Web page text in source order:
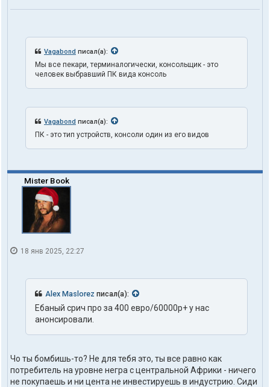
ь
в
е
л
r
t
h
e
Vagabond писал(а):
Мы все пекари, терминалогически, консольщик - это
человек выбравший ПК вида консоль
Vagabond писал(а):
ПК - это тип устройств, консоли один из его видов
Mister Book
18 янв 2025, 22:27
Alex Maslorez писал(а):
Ебаный срич про за 400 евро/60000р+ у нас
анонсировали.
Чо ты бомбишь-то? Не для тебя это, ты все равно как
потребитель на уровне негра с центральной Африки - ничего
не покупаешь и ни цента не инвестируешь в индустрию. Сиди